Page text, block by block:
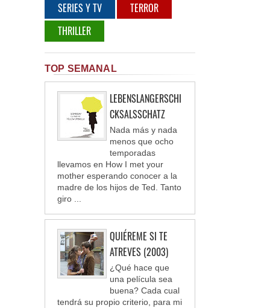
SERIES Y TV
TERROR
THRILLER
TOP SEMANAL
LEBENSLANGERSCHI
CKSALSSCHATZ
Nada más y nada
menos que ocho
temporadas
llevamos en How I met your
mother esperando conocer a la
madre de los hijos de Ted. Tanto
giro ...
QUIÉREME SI TE
ATREVES (2003)
¿Qué hace que
una película sea
buena? Cada cual
tendrá su propio criterio, para mi